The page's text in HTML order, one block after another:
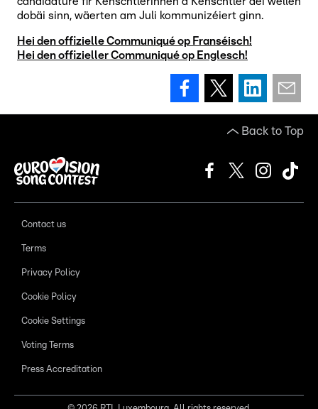
dobäi sinn, wäerten am Juli kommunizéiert ginn.
Hei den offizielle Communiqué op Franséisch!
Hei den offizieller Communiqué op Englesch!
Back to Top
Contact us
Terms
Privacy Policy
Cookie Policy
Cookie Settings
Voting Terms
Press Accreditation